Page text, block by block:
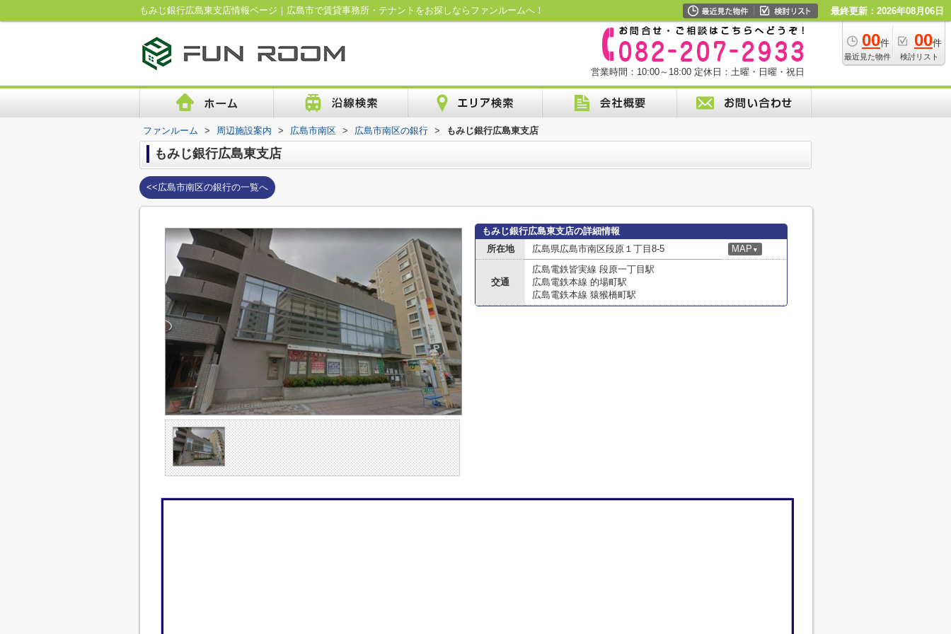
もみじ銀行広島東支店情報ページ｜広島市で賃貸事務所・テナントをお探しならファンルームへ！ 最終更新：2026年08月06日
00件
最近見た物件
00件
検討リスト
営業時間：10:00～18:00 定休日：土曜・日曜・祝日
ファンルーム > 周辺施設案内 > 広島市南区 > 広島市南区の銀行 > もみじ銀行広島東支店
もみじ銀行広島東支店
<<広島市南区の銀行の一覧へ
もみじ銀行広島東支店の詳細情報
所在地
広島県広島市南区段原１丁目8-5 MAP ▼
交通
広島電鉄皆実線 段原一丁目駅
広島電鉄本線 的場町駅
広島電鉄本線 猿猴橋町駅